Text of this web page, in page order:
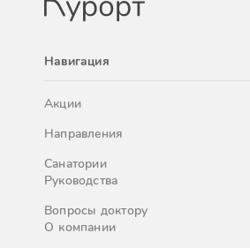
Навигация
Акции
Направления
Санатории
Руководства
Вопросы доктору
О компании